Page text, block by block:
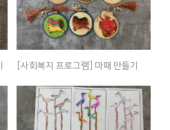
[사회복지 프로그램] 마패 만들기